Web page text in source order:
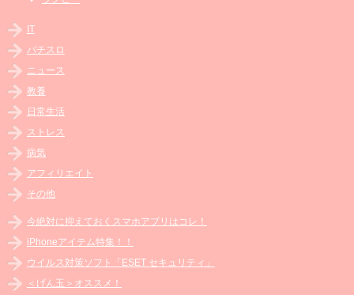
IT
パチスロ
ニュース
教養
日常生活
ストレス
病気
アフィリエイト
その他
今絶対に抑えておくスマホアプリはコレ！
iPhoneアイテム特集！！
ウイルス対策ソフト「ESET セキュリティ」
＜げん玉＞オススメ！